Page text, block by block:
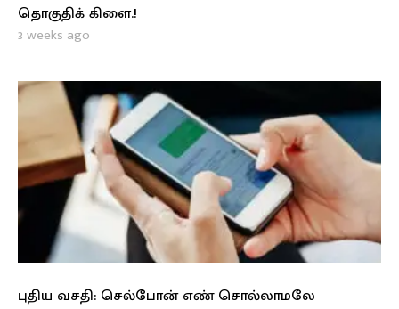
தொகுதிக் கிளை.!
3 weeks ago
புதிய வசதி: செல்போன் எண் சொல்லாமலே